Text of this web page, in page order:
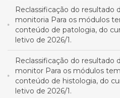
Reclassificação do resultado
monitoria Para os módulos
conteúdo de patologia, do
letivo de 2026/1.
Reclassificação do resultado
monitor Para os módulos
conteúdo de histologia, do
letivo de 2026/1.